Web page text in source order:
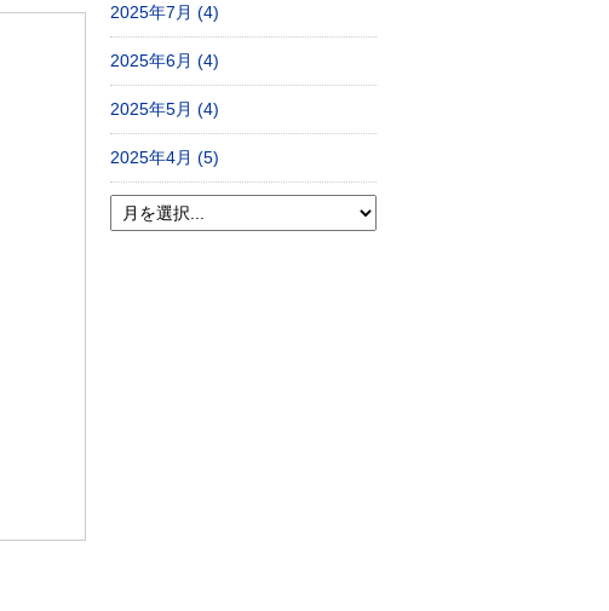
2025年7月 (4)
2025年6月 (4)
2025年5月 (4)
2025年4月 (5)